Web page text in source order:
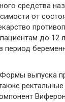
средства
от
до 12
Формы выпуска